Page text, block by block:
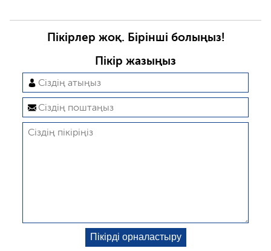
Пікірлер жоқ. Бірінші болыңыз!
Пікір жазыңыз